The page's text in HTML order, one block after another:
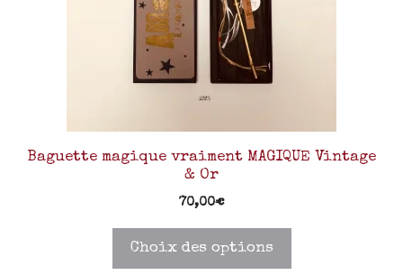
Baguette magique vraiment MAGIQUE Vintage
& Or
70,00€
Choix des options